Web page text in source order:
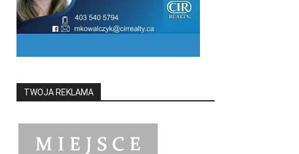
TWOJA REKLAMA